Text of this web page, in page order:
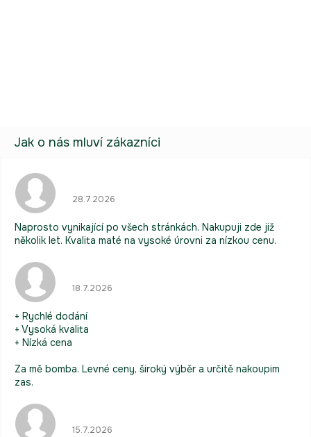
28.7.2026
Naprosto vynikající po všech stránkách. Nakupuji zde již
několik let. Kvalita maté na vysoké úrovni za nízkou cenu.
18.7.2026
+ Rychlé dodání
+ Vysoká kvalita
+ Nízká cena
Za mě bomba. Levné ceny, široký výběr a určitě nakoupim
zas.
15.7.2026